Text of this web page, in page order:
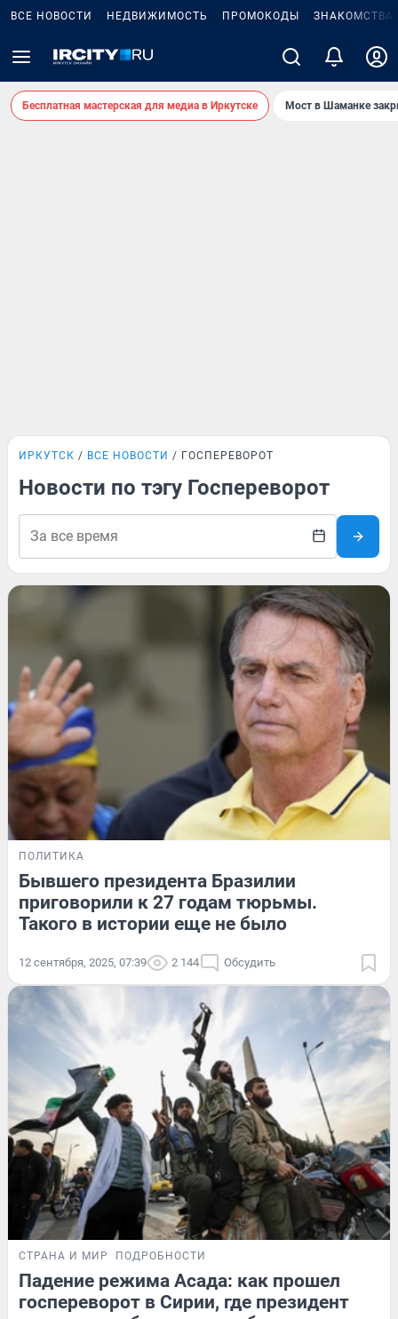
ВСЕ НОВОСТИ НЕДВИЖИМОСТЬ ПРОМОКОДЫ ЗНАКОМСТВА
Бесплатная мастерская для медиа в Иркутске Мост в Шаманке
ИРКУТСК ВСЕ НОВОСТИ ГОСПЕРЕВОРОТ
Новости по тэгу Госпереворот
ПОЛИТИКА
Бывшего президента Бразилии
приговорили к 27 годам тюрьмы.
Такого в истории еще не было
12 сентября, 2025, 07:39 2 144 Обсудить
СТРАНА И МИР ПОДРОБНОСТИ
Падение режима Асада: как прошел
госпереворот в Сирии, где президент